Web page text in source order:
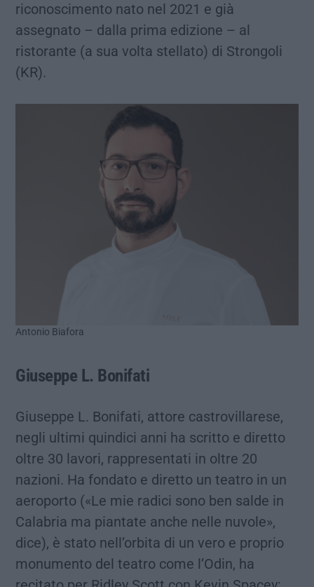
riconoscimento nato nel 2021 e già
assegnato – dalla prima edizione – al
ristorante (a sua volta stellato) di Strongoli
(KR).
Antonio Biafora
Giuseppe L. Bonifati
Giuseppe L. Bonifati, attore castrovillarese,
negli ultimi quindici anni ha scritto e diretto
oltre 30 lavori, rappresentati in oltre 20
nazioni. Ha fondato e diretto un teatro in un
aeroporto («Le mie radici sono ben salde in
Calabria ma piantate anche nelle nuvole»,
dice), è stato nell’orbita di un vero e proprio
monumento del teatro come l’Odin, ha